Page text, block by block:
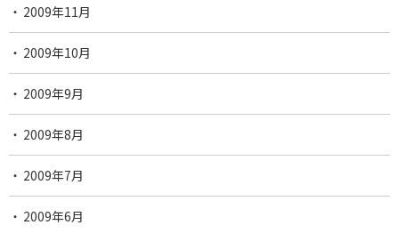
2009年11月
2009年10月
2009年9月
2009年8月
2009年7月
2009年6月